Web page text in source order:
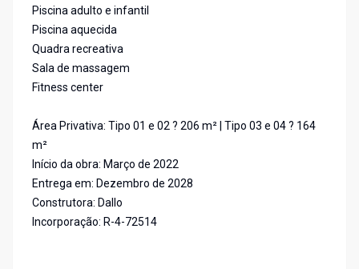
Piscina adulto e infantil
Piscina aquecida
Quadra recreativa
Sala de massagem
Fitness center
Área Privativa: Tipo 01 e 02 ? 206 m² | Tipo 03 e 04 ? 164
m²
Início da obra: Março de 2022
Entrega em: Dezembro de 2028
Construtora: Dallo
Incorporação: R-4-72514